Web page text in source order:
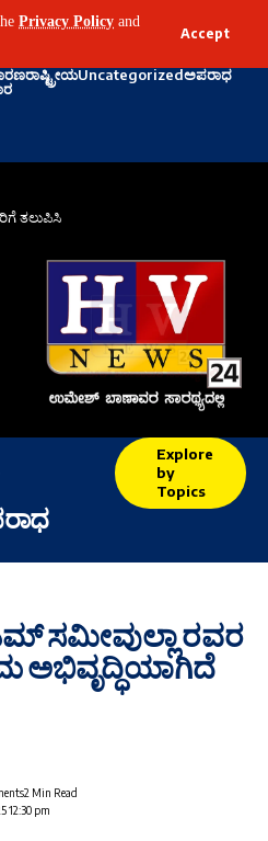
Privacy Policy and
Accept
ರಾಷ್ಟ್ರೀಯUncategorizedಅಪರಾಧ
ತಲುಪಿಸಿ
Explore
by
Topics
ಸಮೀವುಲ್ಲಾ ರವರ
ಅಭಿವೃದ್ಧಿಯಾಗಿದೆ
12:30 pm
2 Min Read